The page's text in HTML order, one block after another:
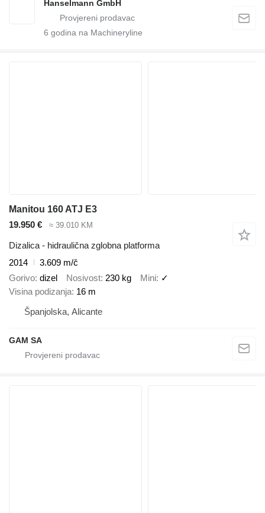
Hanselmann GmbH
6 godina na Machineryline
Manitou 160 ATJ E3
19.950 €
≈ 39.010 KM
Dizalica - hidraulična zglobna platforma
2014
3.609 m/č
Gorivo dizel Nosivost 230 kg Mini ✓
Visina podizanja 16 m
Španjolska, Alicante
GAM SA